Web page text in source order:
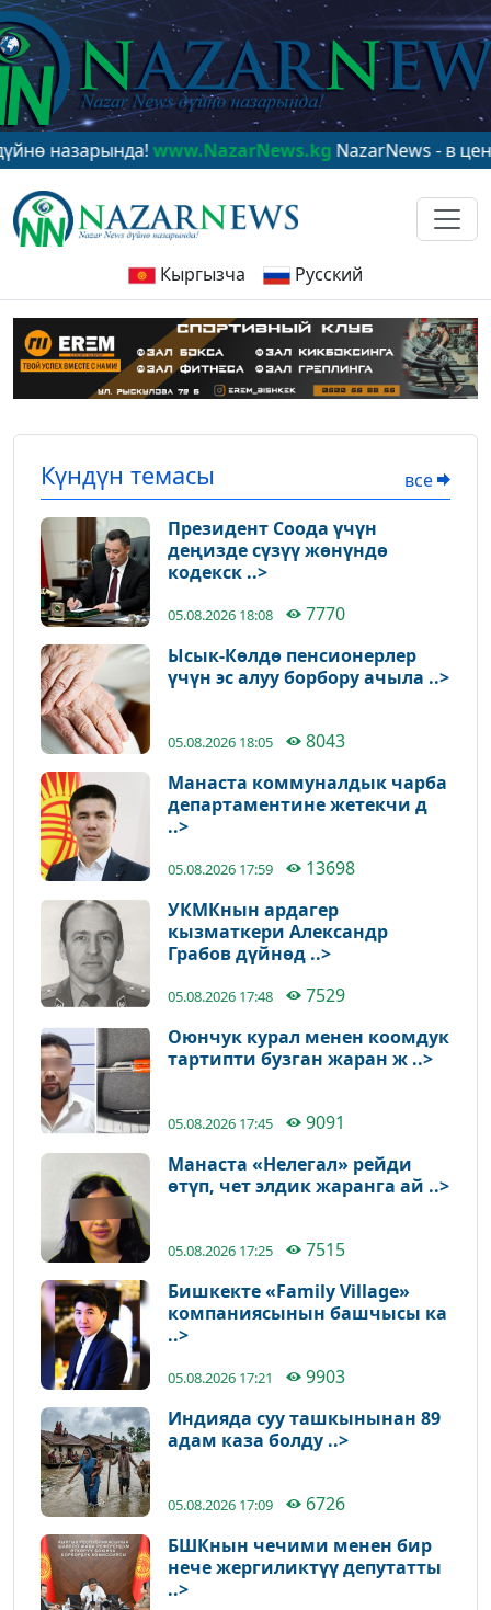
www.NazarNews.kgNazarNews - в центре мирового
Кыргызча Русский
Күндүн темасы
все
Президент Соода үчүн
деңизде сүзүү жөнүндө
кодекск ..>
05.08.2026 18:08
7770
Ысык-Көлдө пенсионерлер
үчүн эс алуу борбору ачыла ..>
05.08.2026 18:05
8043
Манаста коммуналдык чарба
департаментине жетекчи д
..>
05.08.2026 17:59
13698
УКМКнын ардагер
кызматкери Александр
Грабов дүйнөд ..>
05.08.2026 17:48
7529
Оюнчук курал менен коомдук
тартипти бузган жаран ж ..>
05.08.2026 17:45
9091
Манаста «Нелегал» рейди
өтүп, чет элдик жаранга ай ..>
05.08.2026 17:25
7515
Бишкекте «Family Village»
компаниясынын башчысы ка
..>
05.08.2026 17:21
9903
Индияда суу ташкынынан 89
адам каза болду ..>
05.08.2026 17:09
6726
БШКнын чечими менен бир
нече жергиликтүү депутатты
..>